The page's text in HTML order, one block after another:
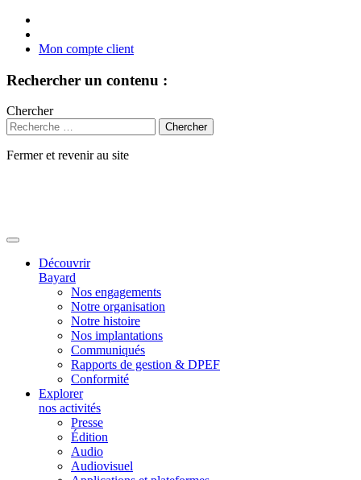
Mon compte client
Rechercher un contenu :
Chercher
Fermer et revenir au site
Découvrir
Bayard
Nos engagements
Notre organisation
Notre histoire
Nos implantations
Communiqués
Rapports de gestion & DPEF
Conformité
Explorer
nos activités
Presse
Édition
Audio
Audiovisuel